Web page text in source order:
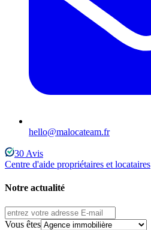
hello@malocateam.fr
30 Avis
Centre d'aide propriétaires et locataires
Notre actualité
Vous êtes